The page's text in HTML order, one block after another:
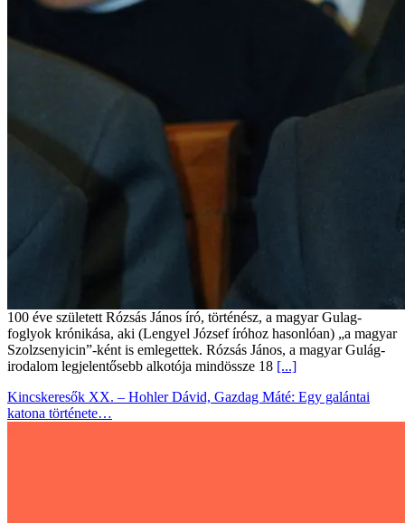
100 éve született Rózsás János író, történész, a magyar Gulag-
foglyok krónikása, aki (Lengyel József íróhoz hasonlóan) „a magyar
Szolzsenyicin”-ként is emlegettek. Rózsás János, a magyar Gulág-
irodalom legjelentősebb alkotója mindössze 18 [...]
Kincskeresők XX. – Hohler Dávid, Gazdag Máté: Egy galántai
katona története…